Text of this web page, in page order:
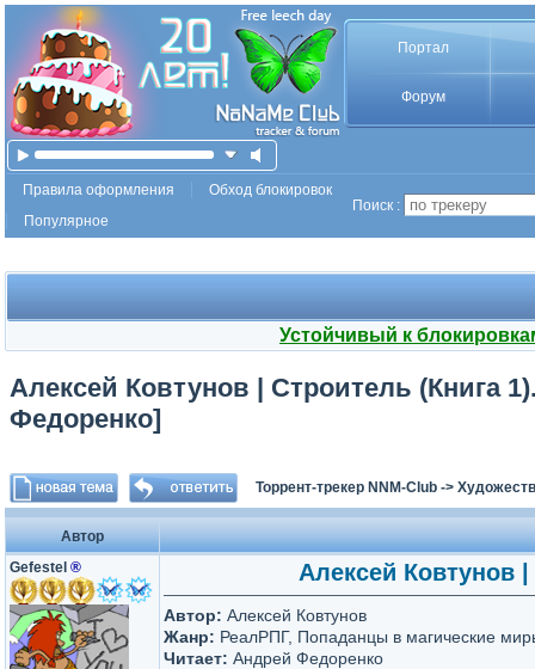
Портал
Форум
Правила оформления
Обход блокировок
Популярное
Поиск :
Устойчивый к
Алексей Ковтунов | Строитель (Книга
Федоренко]
Торрент-трекер NNM-Club ->
Автор
Gefestel ® Алексей Ковтунов
Автор: Алексей Ковтунов
Жанр: РеалРПГ, Попаданцы в магические
Читает: Андрей Федоренко